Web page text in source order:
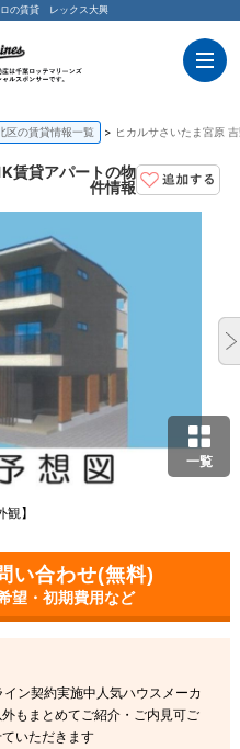
ロの賃貸 レックス大興
区の賃貸情報一覧 ヒカルサさいたま宮原
賃貸アパートの物
件情報
一覧
観】
望・初期費用など
ン契約実施中人気ハウスメーカ
もまとめてご紹介・ご内見可ご
いただきます